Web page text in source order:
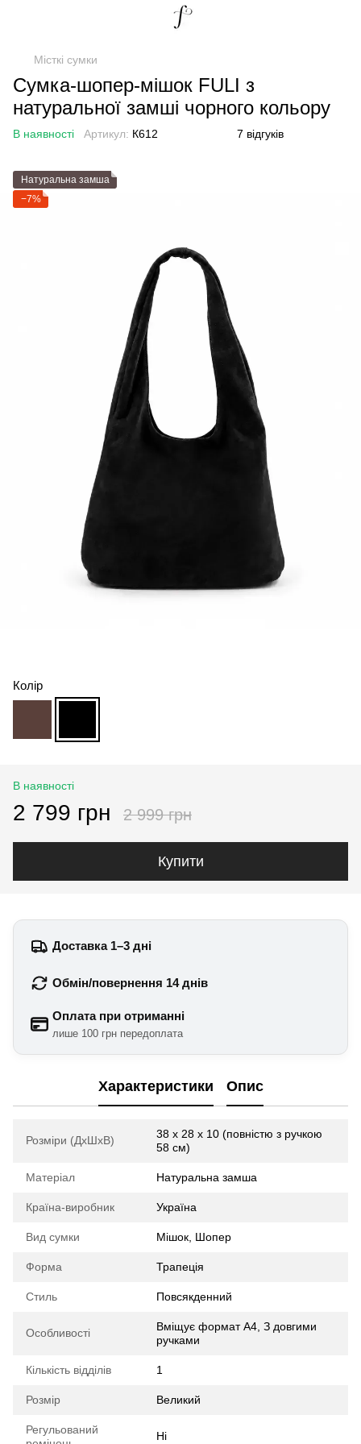
Місткі сумки
Сумка-шопер-мішок FULI з
натуральної замші чорного кольору
В наявності Артикул: К612 7 відгуків
Натуральна замша
−7%
Колір
В наявності
2 799 грн 2 999 грн
Купити
Доставка 1–3 дні
Обмін/повернення 14 днів
Оплата при отриманні
лише 100 грн передоплата
Характеристики Опис
Розміри (ДхШхВ)
38 х 28 x 10 (повністю з ручкою
58 cм)
Матеріал Натуральна замша
Країна-виробник Україна
Вид сумки Мішок, Шопер
Форма Трапеція
Стиль Повсякденний
Особливості
Вміщує формат А4, З довгими
ручками
Кількість відділів 1
Розмір Великий
Регульований
Ні